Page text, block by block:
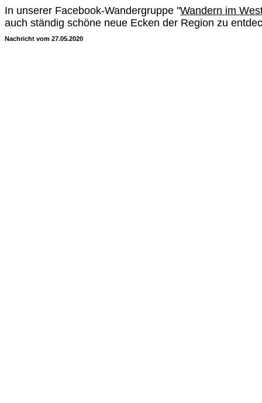
In unserer Facebook-Wandergruppe "Wandern im
auch ständig schöne neue Ecken der Region zu
Nachricht vom 27.05.2020